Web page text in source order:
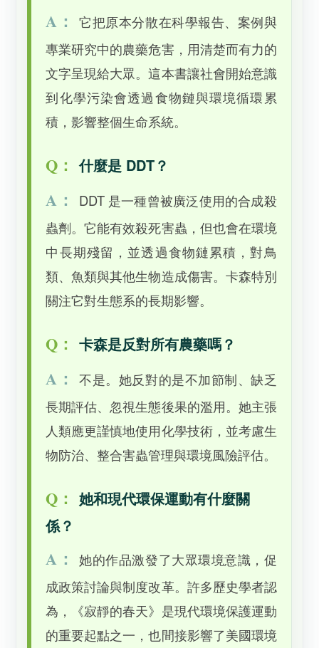
A：
它把原本分散在科學報告、案例與
專業研究中的農藥危害，用清楚而有力的
文字呈現給大眾。這本書讓社會開始意識
到化學污染會透過食物鏈與環境循環累
積，影響整個生命系統。
Q： 什麼是 DDT？
A：
DDT 是一種曾被廣泛使用的合成殺
蟲劑。它能有效殺死害蟲，但也會在環境
中長期殘留，並透過食物鏈累積，對鳥
類、魚類與其他生物造成傷害。卡森特別
關注它對生態系的長期影響。
Q： 卡森是反對所有農藥嗎？
A：
不是。她反對的是不加節制、缺乏
長期評估、忽視生態後果的濫用。她主張
人類應更謹慎地使用化學技術，並考慮生
物防治、整合害蟲管理與環境風險評估。
Q：
她和現代環保運動有什麼關
係？
A：
她的作品激發了大眾環境意識，促
成政策討論與制度改革。許多歷史學者認
為，《寂靜的春天》是現代環境保護運動
的重要起點之一，也間接影響了美國環境